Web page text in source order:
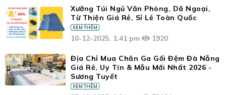
Xưởng Túi Ngủ Văn Phòng, Dã Ngoại,
Từ Thiện Giá Rẻ, Sỉ Lẻ Toàn Quốc
XEM THÊM
10-12-2025, 1:41 pm 1920
Địa Chỉ Mua Chăn Ga Gối Đệm Đà Nẵng
Giá Rẻ, Uy Tín & Mẫu Mới Nhất 2026 -
Sương Tuyết
XEM THÊM